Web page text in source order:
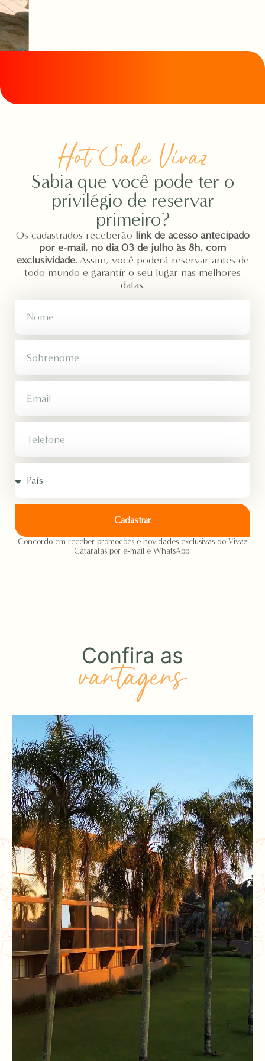
Hot Sale Vivaz
Sabia que você pode ter o
privilégio de reservar
primeiro?
Os cadastrados receberão link de acesso antecipado
por e-mail, no dia 03 de julho às 8h, com
exclusividade.Assim, você poderá reservar antes de
todo mundo e garantir o seu lugar nas melhores
datas.
Cadastrar
Concordo em receber promoções e novidades exclusivas do Vivaz
Cataratas por e-mail e WhatsApp.
Confira as
vantagens